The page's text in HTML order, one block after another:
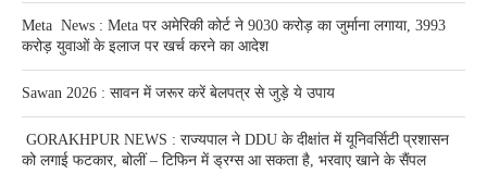
Meta News : Meta पर अमेरिकी कोर्ट ने 9030 करोड़ का जुर्माना लगाया, 3993
करोड़ युवाओं के इलाज पर खर्च करने का आदेश
Sawan 2026 : सावन में जरूर करें बेलपत्र से जुड़े ये उपाय
GORAKHPUR NEWS : राज्यपाल ने DDU के दीक्षांत में यूनिवर्सिटी प्रशासन
को लगाई फटकार, बोलीं – टिफिन में ड्रग्स आ सकता है, भरवाए खाने के सैंपल